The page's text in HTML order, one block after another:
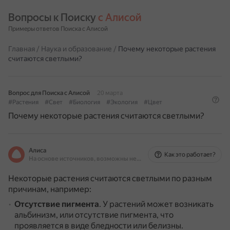
Вопросы к Поиску с Алисой
Примеры ответов Поиска с Алисой
Главная / Наука и образование / Почему некоторые растения
считаются светлыми?
Вопрос для Поиска с Алисой
20 марта
#Растения
#Свет #Биология #Экология #Цвет
Почему некоторые растения считаются светлыми?
Алиса
На основе источников, возможны неточности
Как это работает?
Некоторые растения считаются светлыми по разным
причинам, например:
Отсутствие пигмента. У растений может возникать
альбинизм, или отсутствие пигмента, что
проявляется в виде бледности или белизны.